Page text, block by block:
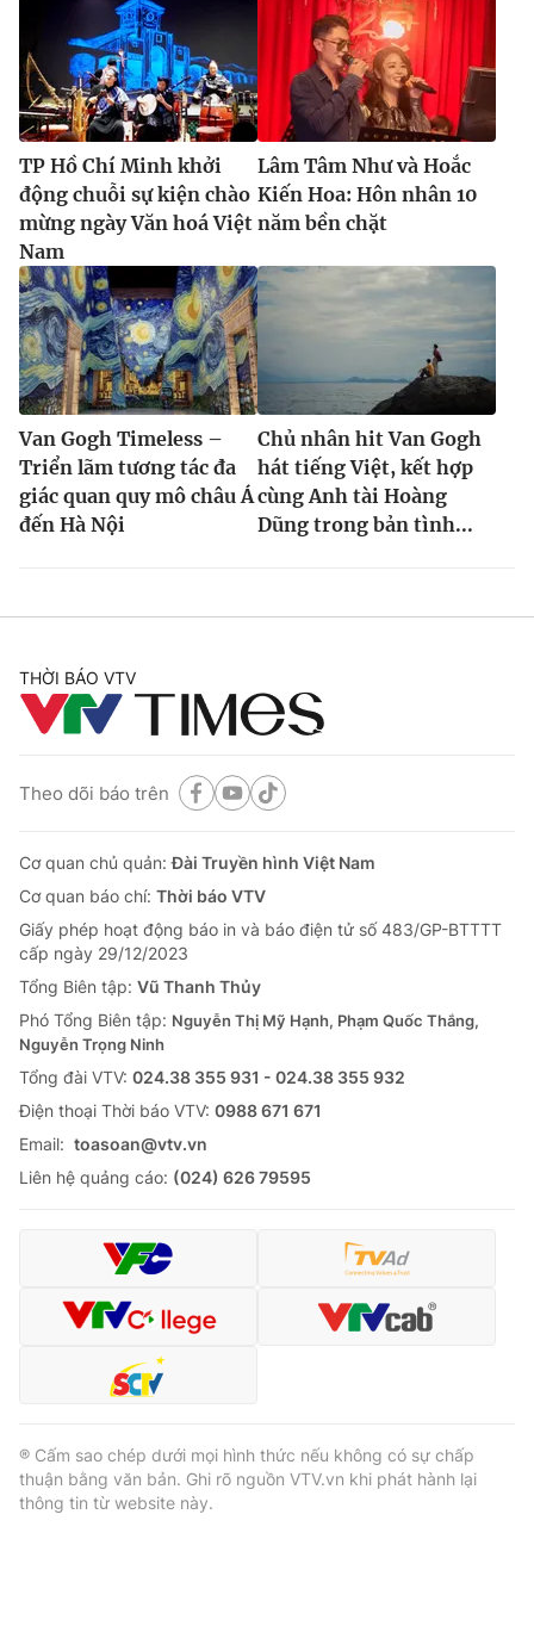
TP Hồ Chí Minh khởi
động chuỗi sự kiện chào
mừng ngày Văn hoá Việt
Nam
Lâm Tâm Như và Hoắc
Kiến Hoa: Hôn nhân 10
năm bền chặt
Van Gogh Timeless –
Triển lãm tương tác đa
giác quan quy mô châu Á
đến Hà Nội
Chủ nhân hit Van Gogh
hát tiếng Việt, kết hợp
cùng Anh tài Hoàng
Dũng trong bản tình...
THỜI BÁO VTV
Theo dõi báo trên
Cơ quan chủ quản:Đài Truyền hình Việt Nam
Cơ quan báo chí: Thời báo VTV
Giấy phép hoạt động báo in và báo điện tử số 483/GP-BTTTT
cấp ngày 29/12/2023
Tổng Biên tập: Vũ Thanh Thủy
Phó Tổng Biên tập: Nguyễn Thị Mỹ Hạnh, Phạm Quốc Thắng,
Nguyễn Trọng Ninh
Tổng đài VTV: 024.38 355 931 - 024.38 355 932
Ðiện thoại Thời báo VTV: 0988 671 671
Email: toasoan@vtv.vn
Liên hệ quảng cáo: (024) 626 79595
® Cấm sao chép dưới mọi hình thức nếu không có sự chấp
thuận bằng văn bản. Ghi rõ nguồn VTV.vn khi phát hành lại
thông tin từ website này.